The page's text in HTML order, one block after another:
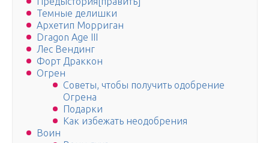
Темные делишки
Архетип Морриган
Dragon Age III
Лес Вендинг
Форт Драккон
Огрен
Советы, чтобы получить одобрение
Огрена
Подарки
Как избежать неодобрения
Воин